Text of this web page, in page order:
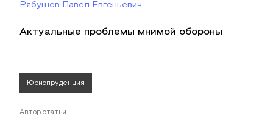
Рябушев Павел Евгеньевич
Актуальные проблемы мнимой обороны
Юриспруденция
Автор статьи